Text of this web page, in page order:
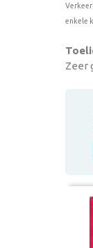
enkele
Zeer